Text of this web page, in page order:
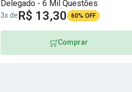
Delegado - 6 Mil Questões
3x deR$ 13,30 60% OFF
Comprar